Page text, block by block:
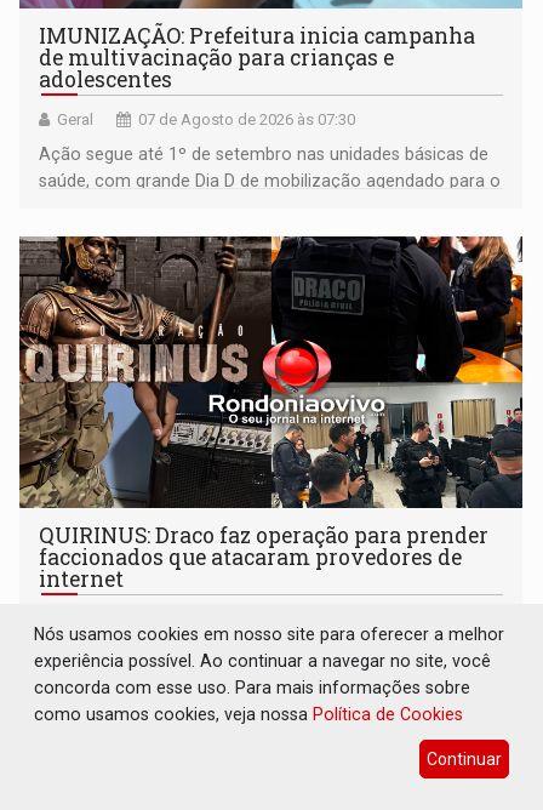
IMUNIZAÇÃO: Prefeitura inicia campanha
de multivacinação para crianças e
adolescentes
Geral 07 de Agosto de 2026 às 07:30
Ação segue até 1º de setembro nas unidades básicas de
saúde, com grande Dia D de mobilização agendado para o
QUIRINUS: Draco faz operação para prender
faccionados que atacaram provedores de
internet
Operação Quirinus é tratada pelas autoridades de
segurança pública como a primeira fase de uma série de
ações
Nós usamos cookies em nosso site para oferecer a melhor
experiência possível. Ao continuar a navegar no site, você
concorda com esse uso. Para mais informações sobre
como usamos cookies, veja nossa Política de Cookies
Continuar